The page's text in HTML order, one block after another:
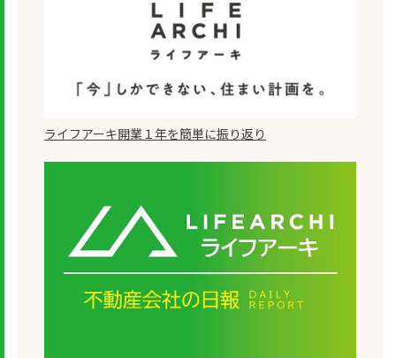
ライフアーキ開業１年を簡単に振り返り